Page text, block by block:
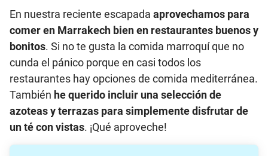
En nuestra reciente escapada aprovechamos para
comer en Marrakech bien en restaurantes buenos y
bonitos. Si no te gusta la comida marroquí que no
cunda el pánico porque en casi todos los
restaurantes hay opciones de comida mediterránea.
También he querido incluir una selección de
azoteas y terrazas para simplemente disfrutar de
un té con vistas. ¡Qué aproveche!